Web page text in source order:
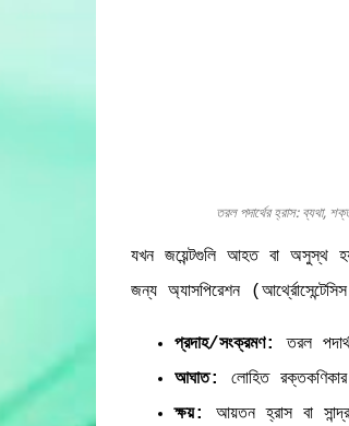
তরল পদার্থের হ্রাস: ব্যথা,
যখন জয়েন্টগুলি আহত বা অসুস্থ
জন্য অ্যাসপিরেশন
প্রদাহ/সংক্রমণ:
তরল
আঘাত:
লোহিত
ক্ষয়:
আয়তন হ্রাস বা